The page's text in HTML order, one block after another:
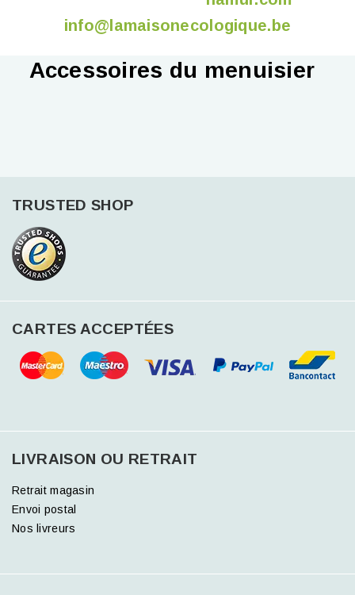
info@lamaisonecologique.be
Accessoires du menuisier
TRUSTED SHOP
CARTES ACCEPTÉES
LIVRAISON OU RETRAIT
Retrait magasin
Envoi postal
Nos livreurs